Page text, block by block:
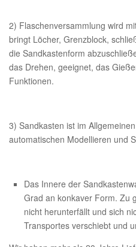
2) Flaschenversammlung wird
bringt Löcher, Grenzblock,
die Sandkastenform
das Drehen, geeignet, das
Funktionen.
3) Sandkasten ist im
automatischen Modellieren und
Das Innere der
Grad an konkaver Form. Zu
nicht herunterfällt und sich
Transportes verschiebt und